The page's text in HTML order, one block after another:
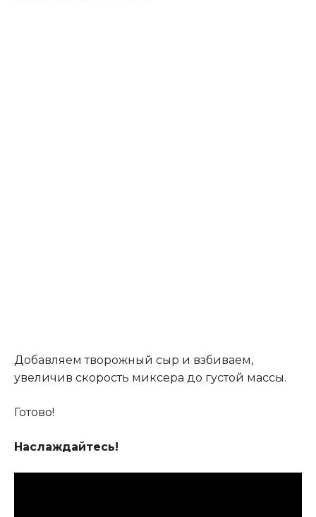
Добавляем творожный сыр и взбиваем,
увеличив скорость миксера до густой массы.
Готово!
Наслаждайтесь!